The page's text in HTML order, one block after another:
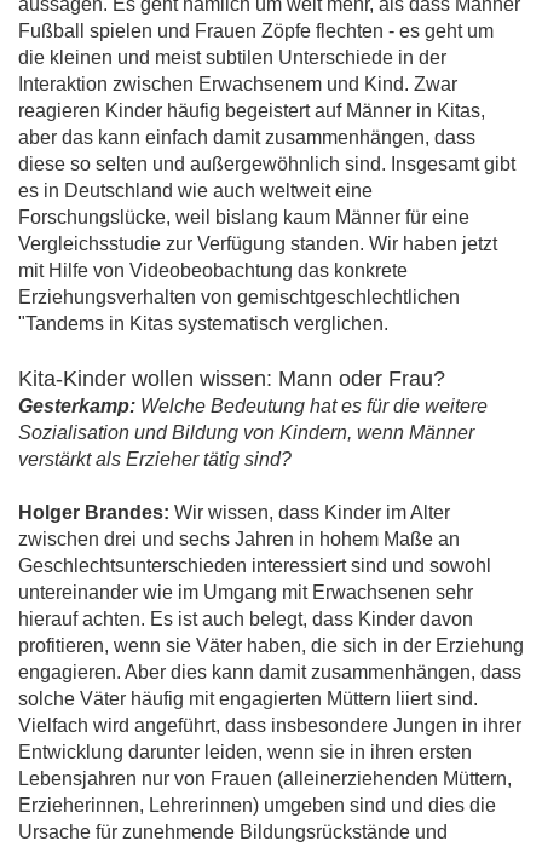
aussagen. Es geht nämlich um weit mehr, als dass Männer
Fußball spielen und Frauen Zöpfe flechten - es geht um
die kleinen und meist subtilen Unterschiede in der
Interaktion zwischen Erwachsenem und Kind. Zwar
reagieren Kinder häufig begeistert auf Männer in Kitas,
aber das kann einfach damit zusammenhängen, dass
diese so selten und außergewöhnlich sind. Insgesamt gibt
es in Deutschland wie auch weltweit eine
Forschungslücke, weil bislang kaum Männer für eine
Vergleichsstudie zur Verfügung standen. Wir haben jetzt
mit Hilfe von Videobeobachtung das konkrete
Erziehungsverhalten von gemischtgeschlechtlichen
"Tandems in Kitas systematisch verglichen.
Kita-Kinder wollen wissen: Mann oder Frau?
Gesterkamp: Welche Bedeutung hat es für die weitere
Sozialisation und Bildung von Kindern, wenn Männer
verstärkt als Erzieher tätig sind?
Holger Brandes: Wir wissen, dass Kinder im Alter
zwischen drei und sechs Jahren in hohem Maße an
Geschlechtsunterschieden interessiert sind und sowohl
untereinander wie im Umgang mit Erwachsenen sehr
hierauf achten. Es ist auch belegt, dass Kinder davon
profitieren, wenn sie Väter haben, die sich in der Erziehung
engagieren. Aber dies kann damit zusammenhängen, dass
solche Väter häufig mit engagierten Müttern liiert sind.
Vielfach wird angeführt, dass insbesondere Jungen in ihrer
Entwicklung darunter leiden, wenn sie in ihren ersten
Lebensjahren nur von Frauen (alleinerziehenden Müttern,
Erzieherinnen, Lehrerinnen) umgeben sind und dies die
Ursache für zunehmende Bildungsrückstände und